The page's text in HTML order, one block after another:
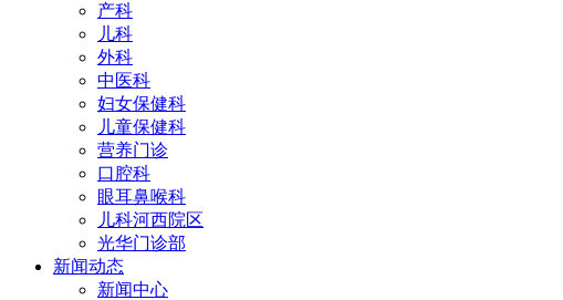
产科
儿科
外科
中医科
妇女保健科
儿童保健科
营养门诊
口腔科
眼耳鼻喉科
儿科河西院区
光华门诊部
新闻动态
新闻中心